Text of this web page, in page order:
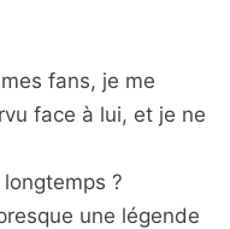
fans, je me
face à lui, et je ne
?
une légende